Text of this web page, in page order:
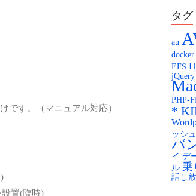
です。（マニュアル対応）
設置(臨時)
ントす
楽
配膳
タグ
au
docker
EFS
jQuery
PHP-
*
ッシ
バ
イ デ
ル 乗
話し